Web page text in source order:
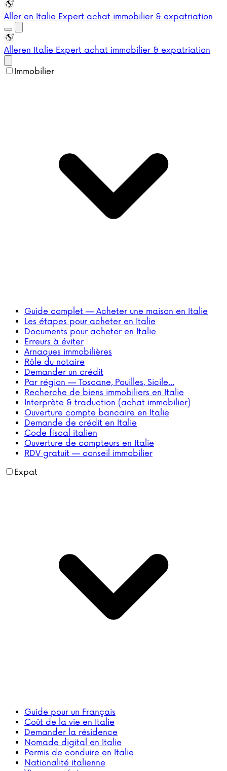
Aller en Italie Expert achat immobilier & expatriation
Alleren Italie Expert achat immobilier & expatriation
Immobilier
Guide complet — Acheter une maison en Italie
Les étapes pour acheter en Italie
Documents pour acheter en Italie
Erreurs à éviter
Arnaques immobilières
Rôle du notaire
Demander un crédit
Par région — Toscane, Pouilles, Sicile…
Recherche de biens immobiliers en Italie
Interprète & traduction (achat immobilier)
Ouverture compte bancaire en Italie
Demande de crédit en Italie
Code fiscal italien
Ouverture de compteurs en Italie
RDV gratuit — conseil immobilier
Expat
Guide pour un Français
Coût de la vie en Italie
Demander la résidence
Nomade digital en Italie
Permis de conduire en Italie
Nationalité italienne